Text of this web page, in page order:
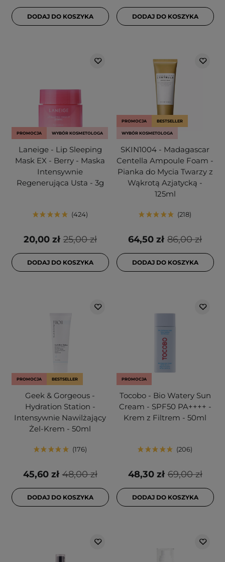
DODAJ DO KOSZYKA DODAJ DO KOSZYKA
PROMOCJA WYBÓR KOSMETOLOGA
Laneige - Lip Sleeping
Mask EX - Berry - Maska
Intensywnie
Regenerująca Usta - 3g
424
25,00 zł
20,00 zł
DODAJ DO KOSZYKA
PROMOCJA BESTSELLER
WYBÓR KOSMETOLOGA
SKIN1004 - Madagascar
Centella Ampoule Foam -
Pianka do Mycia Twarzy z
Wąkrotą Azjatycką -
125ml
218
86,00 zł
64,50 zł
DODAJ DO KOSZYKA
PROMOCJA BESTSELLER
Geek & Gorgeous -
Hydration Station -
Intensywnie Nawilżający
Żel-Krem - 50ml
176
48,00 zł
45,60 zł
DODAJ DO KOSZYKA
PROMOCJA
Tocobo - Bio Watery Sun
Cream - SPF50 PA++++ -
Krem z Filtrem - 50ml
206
69,00 zł
48,30 zł
DODAJ DO KOSZYKA